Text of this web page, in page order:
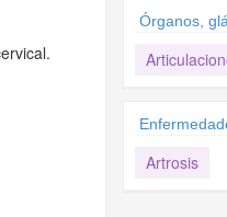
Órganos,
Artrosis